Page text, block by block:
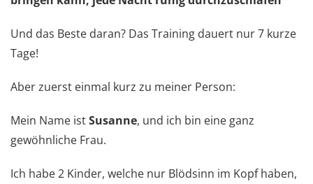
Und das Beste daran? Das Training dauert nur 7 kurze
Tage!
Aber zuerst einmal kurz zu meiner Person:
Mein Name istSusanne, und ich bin eine ganz
gewöhnliche Frau.
Ich habe 2 Kinder, welche nur Blödsinn im Kopf haben,